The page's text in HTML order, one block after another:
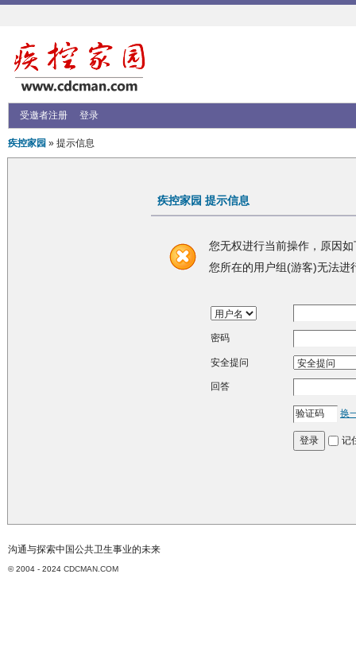
受邀者注册 登录
疾控家园 » 提示信息
疾控家园 提示信息
您无权进行当前操作，原因如
您所在的用户组(游客)无法进
密码
安全提问
回答
换
登录 记
沟通与探索中国公共卫生事业的未来
© 2004 - 2024 CDCMAN.COM